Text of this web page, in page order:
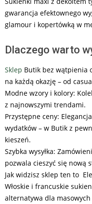
gwarancja efektownego
glamour i kopertówką w
Dlaczego warto
Sklep Butik bez wątpienia
na każdą okazję – od
Modne wzory i kolory:
z najnowszymi trendami.
Przystępne ceny:
wydatków – w Butik z
kieszeń.
Szybka wysyłka:
pozwala cieszyć się nową
Jak widzisz sklep ten to
Włoskie i francuskie
alternatywa dla